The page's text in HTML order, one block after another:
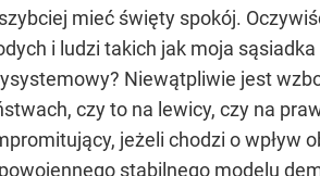
mieć święty spokój.
i ludzi takich jak moja
Niewątpliwie jest
czy to na lewicy, czy na
jeżeli chodzi o wpływ
stabilnego modelu